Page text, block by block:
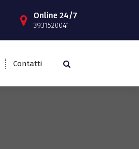
Online 24/7
3931520041
Contatti